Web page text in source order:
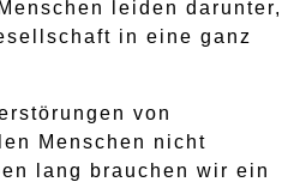
leiden darunter,
in eine ganz
von
Menschen nicht
lang brauchen wir ein